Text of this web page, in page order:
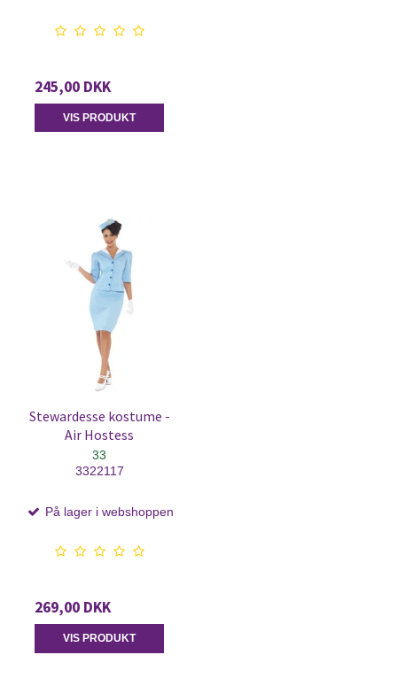
245,00 DKK
VIS PRODUKT
Stewardesse kostume -
Air Hostess
33
3322117
På lager i webshoppen
269,00 DKK
VIS PRODUKT